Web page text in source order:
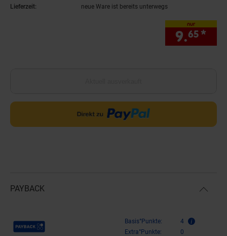
Lieferzeit: neue Ware ist bereits unterwegs
nur
9.65 *
PAYBACK
Payback Punkte Basis°Punkte:
4
Extra°Punkte:
0